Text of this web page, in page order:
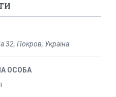
32, Покров, Україна